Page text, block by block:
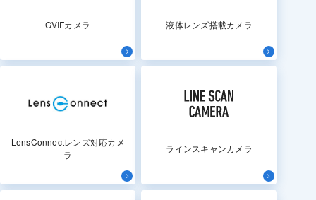
GVIFカメラ 液体レンズ搭載カメラ
LensConnectレンズ対応カメ
ラ
ラインスキャンカメラ